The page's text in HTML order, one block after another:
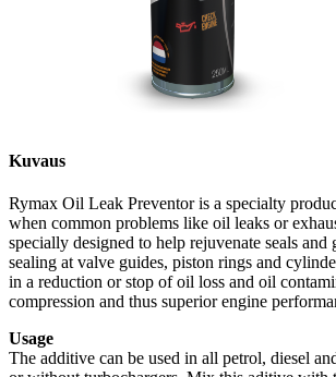
Kuvaus
Rymax Oil Leak Preventor is a specialty
when common problems like oil leaks or
specially designed to help rejuvenate seals and
sealing at valve guides, piston rings and
in a reduction or stop of oil loss and oil
compression and thus superior engine
Usage
The additive can be used in all petrol, diesel